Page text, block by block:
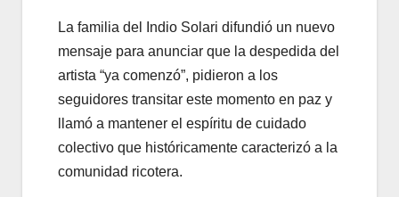
La familia del Indio Solari difundió un nuevo
mensaje para anunciar que la despedida del
artista “ya comenzó”, pidieron a los
seguidores transitar este momento en paz y
llamó a mantener el espíritu de cuidado
colectivo que históricamente caracterizó a la
comunidad ricotera.